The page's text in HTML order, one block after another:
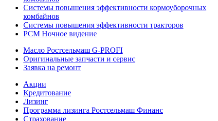
Системы повышения эффективности кормоуборочных
комбайнов
Системы повышения эффективности тракторов
РСМ Ночное видение
Масло Ростсельмаш G-PROFI
Оригинальные запчасти и сервис
Заявка на ремонт
Акции
Кредитование
Лизинг
Программа лизинга Ростсельмаш Финанс
Страхование